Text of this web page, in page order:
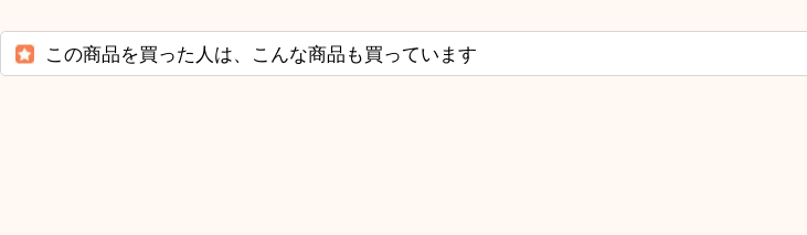
この商品を買った人は、こんな商品も買っています